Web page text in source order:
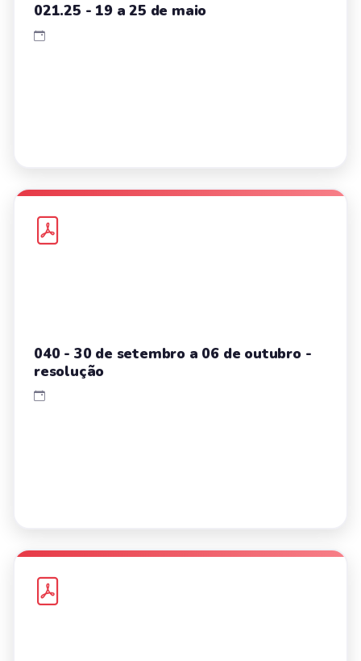
021.25 - 19 a 25 de maio
040 - 30 de setembro a 06 de outubro -
resolução